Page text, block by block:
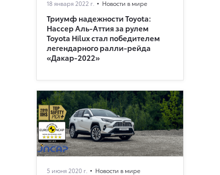
18 января 2022 г. Новости в мире
Триумф надежности Toyota:
Нассер Аль-Аттия за рулем
Toyota Hilux стал победителем
легендарного ралли-рейда
«Дакар-2022»
5 июня 2020 г. Новости в мире